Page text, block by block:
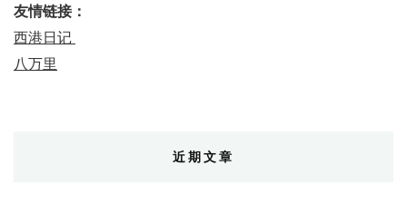
友情链接：
西港日记
八万里
近期文章